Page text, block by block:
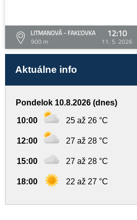
LITMANOVÁ - FAKĽOVKA
900 m
12:10
11. 5. 2026
Aktuálne info
Pondelok 10.8.2026 (dnes)
10:00 25 až 26 °C
12:00 27 až 28 °C
15:00 27 až 28 °C
18:00 22 až 27 °C